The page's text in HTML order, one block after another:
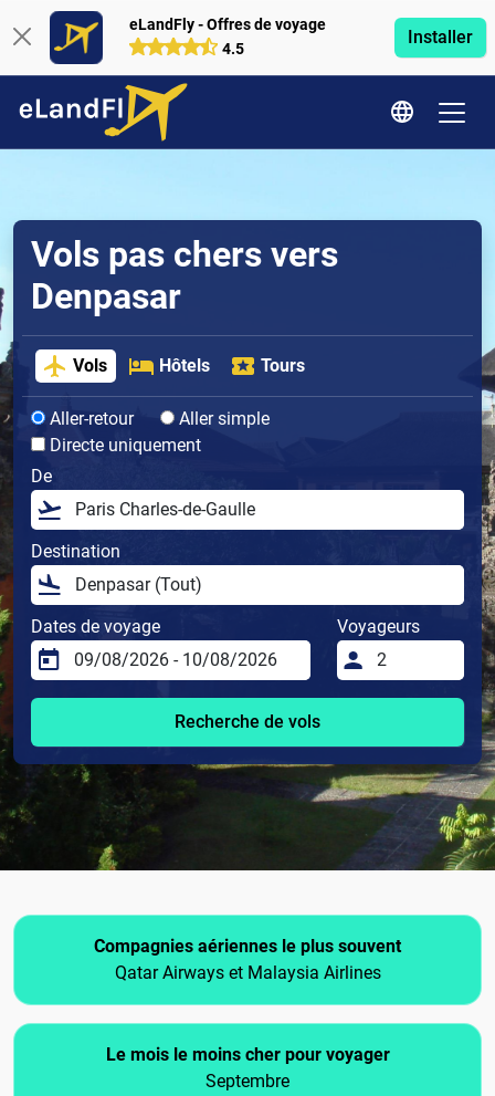
eLandFly - Offres de voyage
4.5
Installer
Vols pas chers vers
Denpasar
Vols Hôtels Tours
Aller-retour
Aller simple
Directe uniquement
De
Destination
Dates de voyage Voyageurs
Recherche de vols
Compagnies aériennes le plus souvent
Qatar Airways et Malaysia Airlines
Le mois le moins cher pour voyager
Septembre